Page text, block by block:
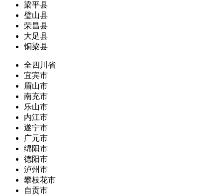
梁平县
璧山县
荣昌县
大足县
铜梁县
全四川省
宜宾市
眉山市
南充市
乐山市
内江市
遂宁市
广元市
绵阳市
德阳市
泸州市
攀枝花市
自贡市